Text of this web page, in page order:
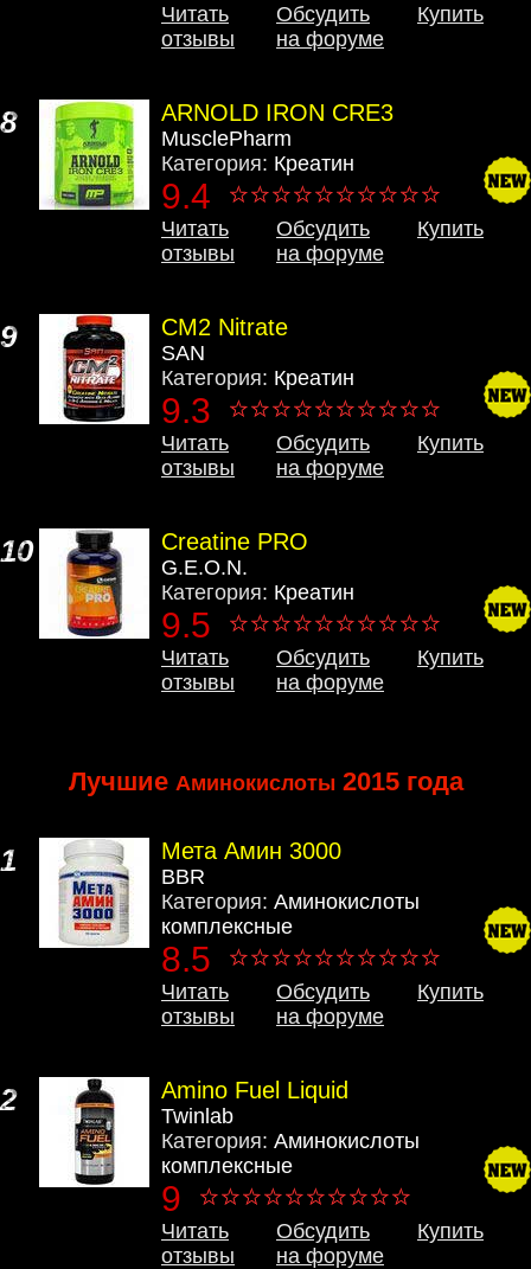
Читать
отзывы
Обсудить
на форуме
Купить
8 ARNOLD IRON CRE3
MusclePharm
Категория: Креатин
9.4
Читать
отзывы
Обсудить
на форуме
Купить
9 CM2 Nitrate
SAN
Категория: Креатин
9.3
Читать
отзывы
Обсудить
на форуме
Купить
10 Creatine PRO
G.E.O.N.
Категория: Креатин
9.5
Читать
отзывы
Обсудить
на форуме
Купить
Лучшие Аминокислоты2015 года
1 Мета Амин 3000
BBR
Категория: Аминокислоты
комплексные
8.5
Читать
отзывы
Обсудить
на форуме
Купить
2 Amino Fuel Liquid
Twinlab
Категория: Аминокислоты
комплексные
9
Читать
отзывы
Обсудить
на форуме
Купить